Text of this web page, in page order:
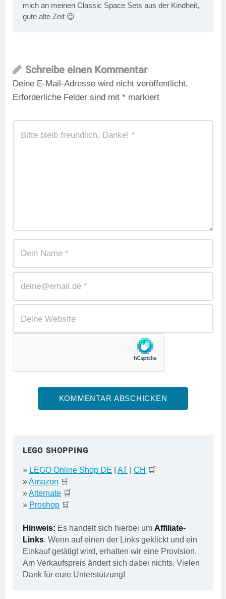
mich an meinen Classic Space Sets aus der Kindheit,
gute alte Zeit 😉
Schreibe einen Kommentar
Deine E-Mail-Adresse wird nicht veröffentlicht.
Erforderliche Felder sind mit * markiert
LEGO SHOPPING
» LEGO Online Shop DE AT CH 🛒
»Amazon 🛒
»Alternate 🛒
» Proshop 🛒
Hinweis: Es handelt sich hierbei um Affiliate-
Links. Wenn auf einen der Links geklickt und ein
Einkauf getätigt wird, erhalten wir eine Provision.
Am Verkaufspreis ändert sich dabei nichts. Vielen
Dank für eure Unterstützung!